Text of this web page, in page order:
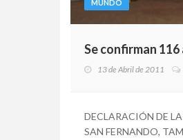
MUNDO
Se confirman
13 de Abril de 2011
DECLARACIÓN DE
SAN FERNANDO,